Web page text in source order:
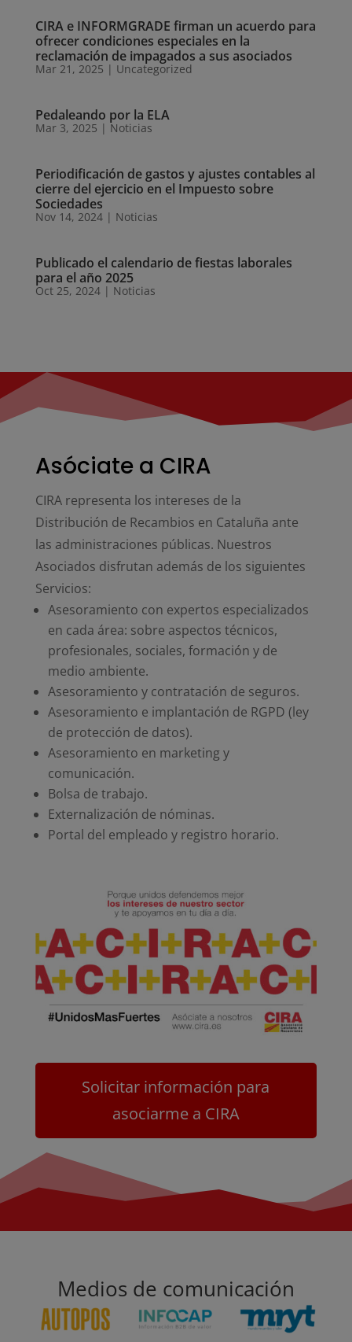
CIRA e INFORMGRADE firman un acuerdo para
ofrecer condiciones especiales en la
reclamación de impagados a sus asociados
Mar 21, 2025 | Uncategorized
Pedaleando por la ELA
Mar 3, 2025 | Noticias
Periodificación de gastos y ajustes contables al
cierre del ejercicio en el Impuesto sobre
Sociedades
Nov 14, 2024| Noticias
Publicado el calendario de fiestas laborales
para el año 2025
Oct 25, 2024| Noticias
Asóciate a CIRA
CIRA representa los intereses de la
Distribución de Recambios en Cataluña ante
las administraciones públicas. Nuestros
Asociados disfrutan además de los siguientes
Servicios:
Asesoramiento con expertos especializados
en cada área: sobre aspectos técnicos,
profesionales, sociales, formación y de
medio ambiente.
Asesoramiento y contratación de seguros.
Asesoramiento e implantación de RGPD (ley
de protección de datos).
Asesoramiento en marketing y
comunicación.
Bolsa de trabajo.
Externalización de nóminas.
Portal del empleado y registro horario.
Solicitar información para
asociarme a CIRA
Medios de comunicación